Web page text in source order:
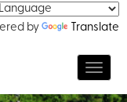
by Translate